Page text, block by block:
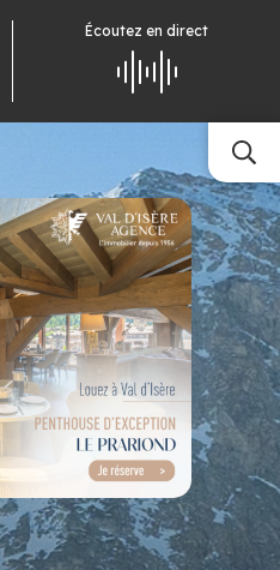
Écoutez en direct